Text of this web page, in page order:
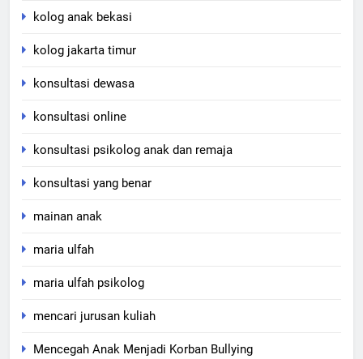
kolog anak bekasi
kolog jakarta timur
konsultasi dewasa
konsultasi online
konsultasi psikolog anak dan remaja
konsultasi yang benar
mainan anak
maria ulfah
maria ulfah psikolog
mencari jurusan kuliah
Mencegah Anak Menjadi Korban Bullying